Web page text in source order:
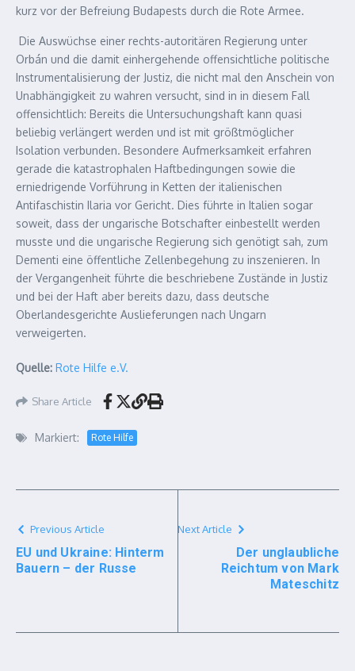
kurz vor der Befreiung Budapests durch die Rote Armee.
Die Auswüchse einer rechts-autoritären Regierung unter
Orbán und die damit einhergehende offensichtliche politische
Instrumentalisierung der Justiz, die nicht mal den Anschein von
Unabhängigkeit zu wahren versucht, sind in in diesem Fall
offensichtlich: Bereits die Untersuchungshaft kann quasi
beliebig verlängert werden und ist mit größtmöglicher
Isolation verbunden. Besondere Aufmerksamkeit erfahren
gerade die katastrophalen Haftbedingungen sowie die
erniedrigende Vorführung in Ketten der italienischen
Antifaschistin Ilaria vor Gericht. Dies führte in Italien sogar
soweit, dass der ungarische Botschafter einbestellt werden
musste und die ungarische Regierung sich genötigt sah, zum
Dementi eine öffentliche Zellenbegehung zu inszenieren. In
der Vergangenheit führte die beschriebene Zustände in Justiz
und bei der Haft aber bereits dazu, dass deutsche
Oberlandesgerichte Auslieferungen nach Ungarn
verweigerten.
Quelle: Rote Hilfe e.V.
Share Article
Markiert: Rote Hilfe
Previous Article
EU und Ukraine: Hinterm
Bauern – der Russe
Next Article
Der unglaubliche
Reichtum von Mark
Mateschitz